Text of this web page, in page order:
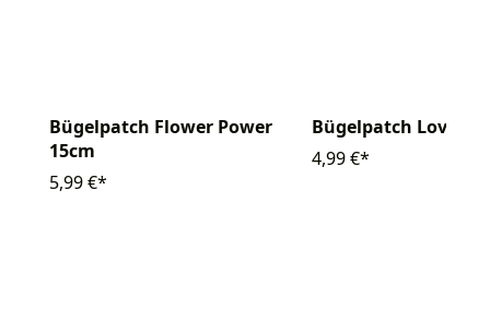
Bügelpatch Flower Power
15cm
5,99 €*
Bügelpatch Love
4,99 €*